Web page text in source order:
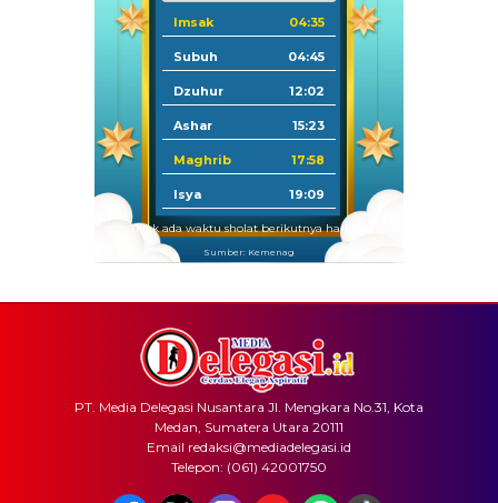
Imsak 04:35
Subuh 04:45
Dzuhur 12:02
Ashar 15:23
Maghrib 17:58
Isya 19:09
Tidak ada waktu sholat berikutnya hari ini.
Sumber: Kemenag
PT. Media Delegasi Nusantara Jl. Mengkara No.31, Kota
Medan, Sumatera Utara 20111
Email redaksi@mediadelegasi.id
Telepon: (061) 42001750